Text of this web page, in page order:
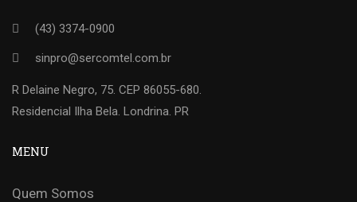
(43) 3374-0900
sinpro@sercomtel.com.br
R Delaine Negro, 75. CEP 86055-680.
Residencial Ilha Bela. Londrina. PR
MENU
Quem Somos